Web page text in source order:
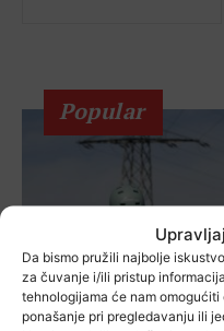
Da bismo pružili najbolje
za čuvanje i/ili pristup
tehnologijama će nam
ponašanje pri pregledavanju ili
Popular